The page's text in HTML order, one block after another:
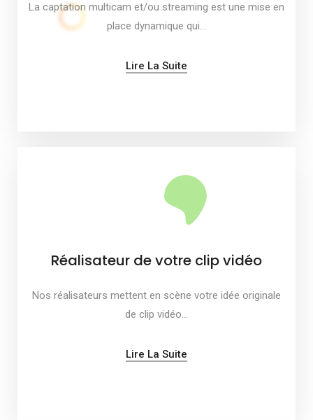
La captation multicam et/ou streaming est une mise en
place dynamique qui…
Lire La Suite
Réalisateur de votre clip vidéo
Nos réalisateurs mettent en scène votre idée originale
de clip vidéo…
Lire La Suite